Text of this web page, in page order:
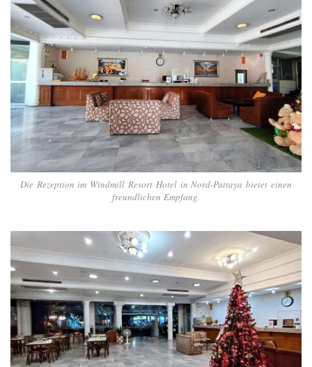
Die Rezeption im Windmill Resort Hotel in Nord-Pattaya bietet einen
freundlichen Empfang.